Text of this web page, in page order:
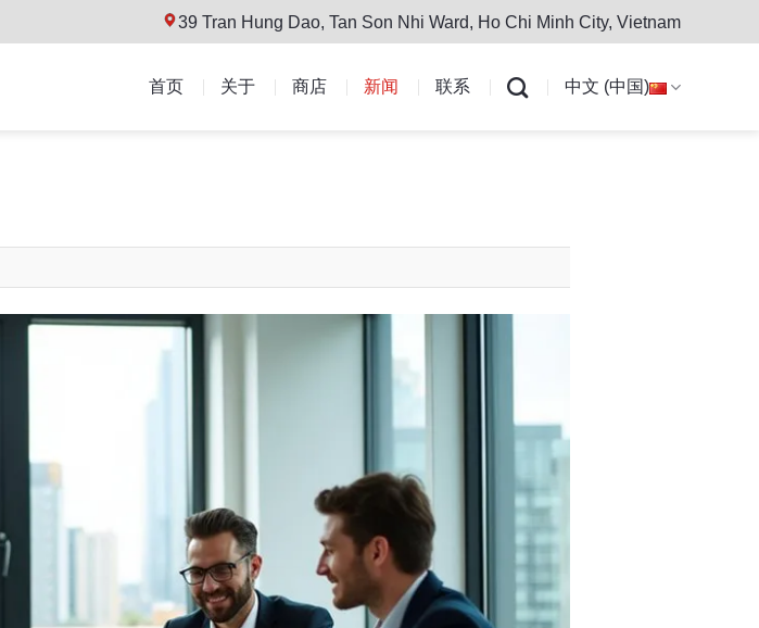
39 Tran Hung Dao, Tan Son Nhi Ward, Ho Chi Minh City, Vietnam
首页 关于 商店 新闻 联系 中文 (中国)